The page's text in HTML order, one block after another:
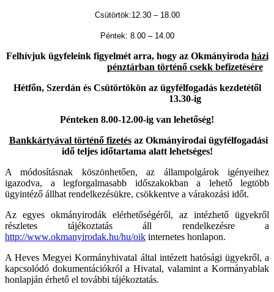
Csütörtök:12.30 – 18.00
Péntek: 8.00 – 14.00
Felhívjuk ügyfeleink figyelmét arra, hogy az Okmányiroda házi
pénztárban történő csekk befizetésére
Hétfőn, Szerdán és Csütörtökön az ügyfélfogadás kezdetétől
13.30-ig
Pénteken 8.00-12.00-ig van lehetőség!
Bankkártyával történő fizetésaz Okmányirodai ügyfélfogadási
idő teljes időtartama alatt lehetséges!
A módosításnak köszönhetően, az állampolgárok igényeihez
igazodva, a legforgalmasabb időszakokban a lehető legtöbb
ügyintéző állhat rendelkezésükre, csökkentve a várakozási időt.
Az egyes okmányirodák elérhetőségéről, az intézhető ügyekről
részletes tájékoztatás áll rendelkezésre a
http://www.okmanyirodak.hu/hu/oik internetes honlapon.
A Heves Megyei Kormányhivatal által intézett hatósági ügyekről, a
kapcsolódó dokumentációkról a Hivatal, valamint a Kormányablak
honlapján érhető el további tájékoztatás.